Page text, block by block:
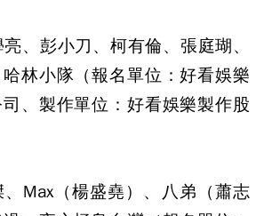
、彭小刀、柯有倫、張庭瑚、
林小隊（報名單位：好看娛樂
、製作單位：好看娛樂製作股
Max（楊盛堯）、八弟（蕭志